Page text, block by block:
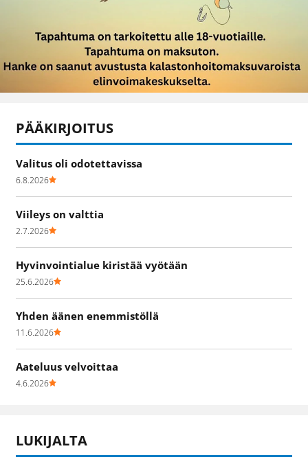
PÄÄKIRJOITUS
Valitus oli odotettavissa
6.8.2026
Viileys on valttia
2.7.2026
Hyvinvointialue kiristää vyötään
25.6.2026
Yhden äänen enemmistöllä
11.6.2026
Aateluus velvoittaa
4.6.2026
LUKIJALTA